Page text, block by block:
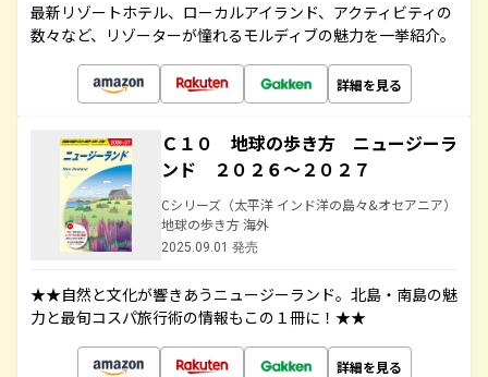
最新リゾートホテル、ローカルアイランド、アクティビティの
数々など、リゾーターが憧れるモルディブの魅力を一挙紹介。
詳細を見る
Ｃ１０ 地球の歩き方 ニュージーラ
ンド ２０２６～２０２７
Cシリーズ（太平洋 インド洋の島々&オセアニア）
地球の歩き方 海外
2025.09.01 発売
★★自然と文化が響きあうニュージーランド。北島・南島の魅
力と最旬コスパ旅行術の情報もこの１冊に！★★
詳細を見る